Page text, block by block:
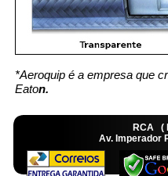
*Aeroquip é a empresa que
Eaton.
RCA (
Av. Imperador